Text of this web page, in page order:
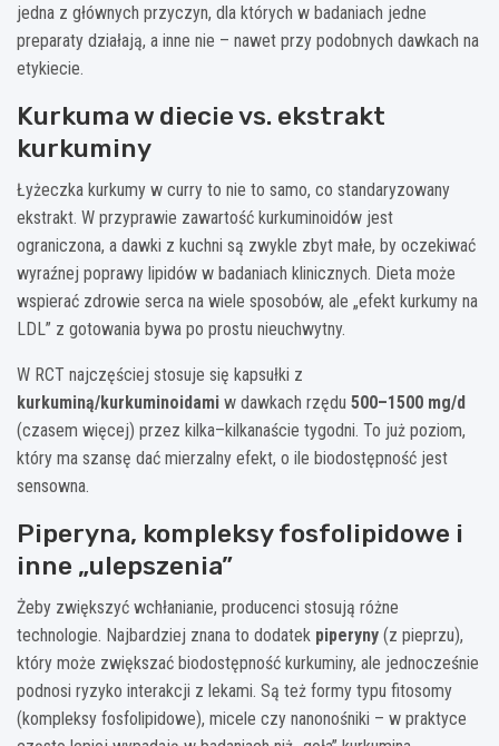
jedna z głównych przyczyn, dla których w badaniach jedne
preparaty działają, a inne nie – nawet przy podobnych dawkach na
etykiecie.
Kurkuma w diecie vs. ekstrakt
kurkuminy
Łyżeczka kurkumy w curry to nie to samo, co standaryzowany
ekstrakt. W przyprawie zawartość kurkuminoidów jest
ograniczona, a dawki z kuchni są zwykle zbyt małe, by oczekiwać
wyraźnej poprawy lipidów w badaniach klinicznych. Dieta może
wspierać zdrowie serca na wiele sposobów, ale „efekt kurkumy na
LDL” z gotowania bywa po prostu nieuchwytny.
W RCT najczęściej stosuje się kapsułki z
kurkuminą/kurkuminoidami w dawkach rzędu 500–1500 mg/d
(czasem więcej) przez kilka–kilkanaście tygodni. To już poziom,
który ma szansę dać mierzalny efekt, o ile biodostępność jest
sensowna.
Piperyna, kompleksy fosfolipidowe i
inne „ulepszenia”
Żeby zwiększyć wchłanianie, producenci stosują różne
technologie. Najbardziej znana to dodatek piperyny (z pieprzu),
który może zwiększać biodostępność kurkuminy, ale jednocześnie
podnosi ryzyko interakcji z lekami. Są też formy typu fitosomy
(kompleksy fosfolipidowe), micele czy nanonośniki – w praktyce